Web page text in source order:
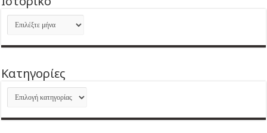
Ιστορικό
Kατηγορίες
Kατηγορίες